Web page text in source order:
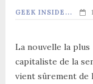
GEEK INSIDE...
La nouvelle la plus
capitaliste de la
vient sûrement de